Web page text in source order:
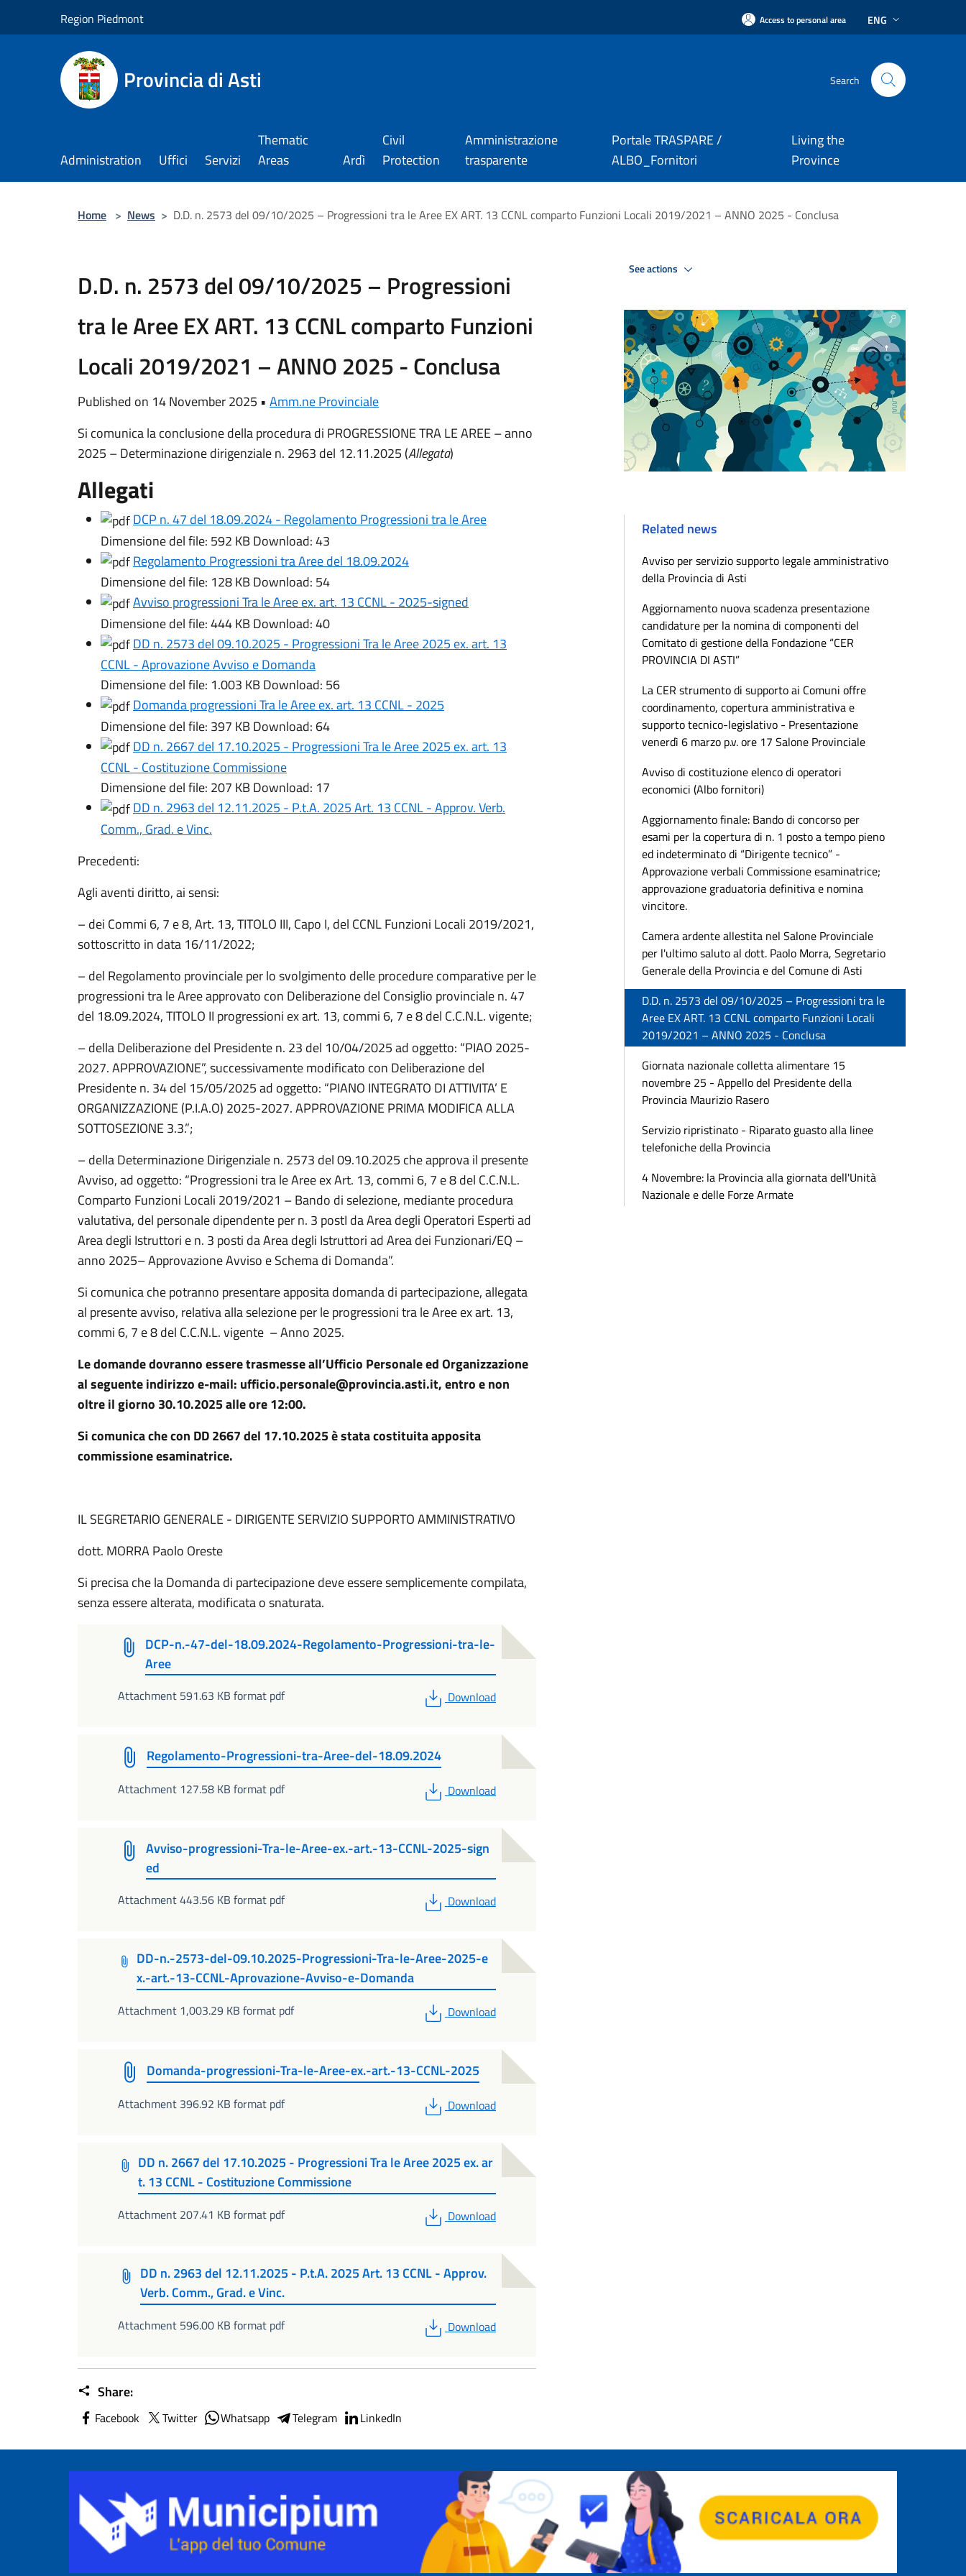
Region Piedmont Access to personal area ENG
Provincia di Asti Search
Administration Uffici Servizi
Thematic
Areas
Ardì
Civil
Protection
Amministrazione
trasparente
Portale TRASPARE /
ALBO_Fornitori
Living the
Province
Home > News > D.D. n. 2573 del 09/10/2025 – Progressioni tra le Aree EX ART. 13 CCNL comparto Funzioni Locali 2019/2021 – ANNO 2025 - Conclusa
D.D. n. 2573 del 09/10/2025 – Progressioni
tra le Aree EX ART. 13 CCNL comparto Funzioni
Locali 2019/2021 – ANNO 2025 - Conclusa
Published on 14 November 2025 • Amm.ne Provinciale
Si comunica la conclusione della procedura di PROGRESSIONE TRA LE AREE – anno
2025 – Determinazione dirigenziale n. 2963 del 12.11.2025 (Allegata)
Allegati
DCP n. 47 del 18.09.2024 - Regolamento Progressioni tra le Aree
Dimensione del file: 592 KBDownload:43
Regolamento Progressioni tra Aree del 18.09.2024
Dimensione del file: 128 KBDownload: 54
Avviso progressioni Tra le Aree ex. art. 13 CCNL - 2025-signed
Dimensione del file:444 KBDownload:40
DD n. 2573 del 09.10.2025 - Progressioni Tra le Aree 2025 ex. art. 13
CCNL - Aprovazione Avviso e Domanda
Dimensione del file: 1.003 KBDownload: 56
Domanda progressioni Tra le Aree ex. art. 13 CCNL - 2025
Dimensione del file: 397 KBDownload: 64
DD n. 2667 del 17.10.2025 - Progressioni Tra le Aree 2025 ex. art. 13
CCNL - Costituzione Commissione
Dimensione del file: 207 KBDownload: 17
DD n. 2963 del 12.11.2025 - P.t.A. 2025 Art. 13 CCNL - Approv. Verb.
Comm., Grad. e Vinc.
Precedenti:
Agli aventi diritto, ai sensi:
– dei Commi 6, 7 e 8, Art. 13, TITOLO III, Capo I, del CCNL Funzioni Locali 2019/2021,
sottoscritto in data 16/11/2022;
– del Regolamento provinciale per lo svolgimento delle procedure comparative per le
progressioni tra le Aree approvato con Deliberazione del Consiglio provinciale n. 47
del 18.09.2024, TITOLO II progressioni ex art. 13, commi 6, 7 e 8 del C.C.N.L. vigente;
– della Deliberazione del Presidente n. 23 del 10/04/2025 ad oggetto: “PIAO 2025-
2027. APPROVAZIONE”, successivamente modificato con Deliberazione del
Presidente n. 34 del 15/05/2025 ad oggetto: “PIANO INTEGRATO DI ATTIVITA’ E
ORGANIZZAZIONE (P.I.A.O) 2025-2027. APPROVAZIONE PRIMA MODIFICA ALLA
SOTTOSEZIONE 3.3.”;
– della Determinazione Dirigenziale n. 2573 del 09.10.2025 che approva il presente
Avviso, ad oggetto: “Progressioni tra le Aree ex Art. 13, commi 6, 7 e 8 del C.C.N.L.
Comparto Funzioni Locali 2019/2021 – Bando di selezione, mediante procedura
valutativa, del personale dipendente per n. 3 postI da Area degli Operatori Esperti ad
Area degli Istruttori e n. 3 posti da Area degli Istruttori ad Area dei Funzionari/EQ –
anno 2025– Approvazione Avviso e Schema di Domanda”.
Si comunica che potranno presentare apposita domanda di partecipazione, allegata
al presente avviso, relativa alla selezione per le progressioni tra le Aree ex art. 13,
commi 6, 7 e 8 del C.C.N.L. vigente – Anno 2025.
Le domande dovranno essere trasmesse all’Ufficio Personale ed Organizzazione
al seguente indirizzo e-mail: ufficio.personale@provincia.asti.it, entro e non
oltre il giorno 30.10.2025 alle ore 12:00.
Si comunica che con DD 2667 del 17.10.2025 è stata costituita apposita
commissione esaminatrice.
IL SEGRETARIO GENERALE - DIRIGENTE SERVIZIO SUPPORTO AMMINISTRATIVO
dott. MORRA Paolo Oreste
Si precisa che la Domanda di partecipazione deve essere semplicemente compilata,
senza essere alterata, modificata o snaturata.
DCP-n.-47-del-18.09.2024-Regolamento-Progressioni-tra-le-
Aree
Attachment 591.63 KB format pdf PDF
Download
Regolamento-Progressioni-tra-Aree-del-18.09.2024
Attachment 127.58 KB format pdf PDF
Download
Avviso-progressioni-Tra-le-Aree-ex.-art.-13-CCNL-2025-sign
ed
Attachment 443.56 KB format pdf PDF
Download
DD-n.-2573-del-09.10.2025-Progressioni-Tra-le-Aree-2025-e
x.-art.-13-CCNL-Aprovazione-Avviso-e-Domanda
Attachment 1,003.29 KB format pdf PDF
Download
Domanda-progressioni-Tra-le-Aree-ex.-art.-13-CCNL-2025
Attachment 396.92 KB format pdf PDF
Download
DD n. 2667 del 17.10.2025 - Progressioni Tra le Aree 2025 ex. ar
t. 13 CCNL - Costituzione Commissione
Attachment 207.41 KB format pdf PDF
Download
DD n. 2963 del 12.11.2025 - P.t.A. 2025 Art. 13 CCNL - Approv.
Verb. Comm., Grad. e Vinc.
Attachment 596.00 KB format pdf PDF
Download
Share:
Facebook Twitter Whatsapp Telegram LinkedIn
See actions
Related news
Avviso per servizio supporto legale amministrativo
della Provincia di Asti
Aggiornamento nuova scadenza presentazione
candidature per la nomina di componenti del
Comitato di gestione della Fondazione “CER
PROVINCIA DI ASTI”
La CER strumento di supporto ai Comuni offre
coordinamento, copertura amministrativa e
supporto tecnico-legislativo - Presentazione
venerdì 6 marzo p.v. ore 17 Salone Provinciale
Avviso di costituzione elenco di operatori
economici (Albo fornitori)
Aggiornamento finale: Bando di concorso per
esami per la copertura di n. 1 posto a tempo pieno
ed indeterminato di “Dirigente tecnico” -
Approvazione verbali Commissione esaminatrice;
approvazione graduatoria definitiva e nomina
vincitore.
Camera ardente allestita nel Salone Provinciale
per l'ultimo saluto al dott. Paolo Morra, Segretario
Generale della Provincia e del Comune di Asti
D.D. n. 2573 del 09/10/2025 – Progressioni tra le
Aree EX ART. 13 CCNL comparto Funzioni Locali
2019/2021 – ANNO 2025 - Conclusa
Giornata nazionale colletta alimentare 15
novembre 25 - Appello del Presidente della
Provincia Maurizio Rasero
Servizio ripristinato - Riparato guasto alla linee
telefoniche della Provincia
4 Novembre: la Provincia alla giornata dell'Unità
Nazionale e delle Forze Armate